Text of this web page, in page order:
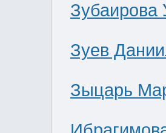
Зубаирова
Зуев
Зыцарь